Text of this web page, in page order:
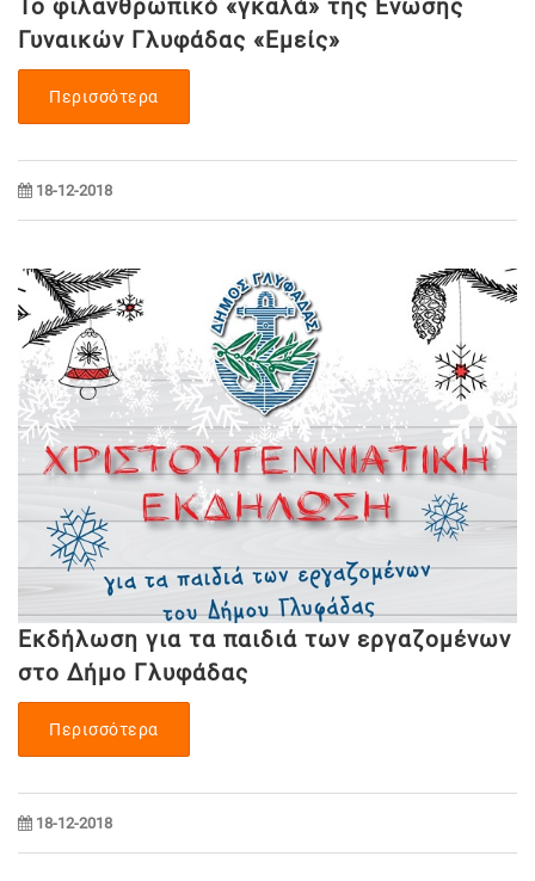
Το φιλανθρωπικό «γκαλά» της Ένωσης
Γυναικών Γλυφάδας «Εμείς»
Περισσότερα
18-12-2018
Εκδήλωση για τα παιδιά των εργαζομένων
στο Δήμο Γλυφάδας
Περισσότερα
18-12-2018